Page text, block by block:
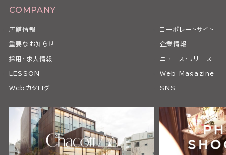
COMPANY
店舗情報 コーポレートサイト
重要なお知らせ 企業情報
採用・求人情報 ニュース・リリース
LESSON Web Magazine
Webカタログ SNS